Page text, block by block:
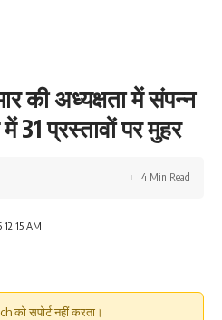
की अध्यक्षता में संपन्न
31 प्रस्तावों पर मुहर
AM
4 Min Read
सपोर्ट नहीं करता।